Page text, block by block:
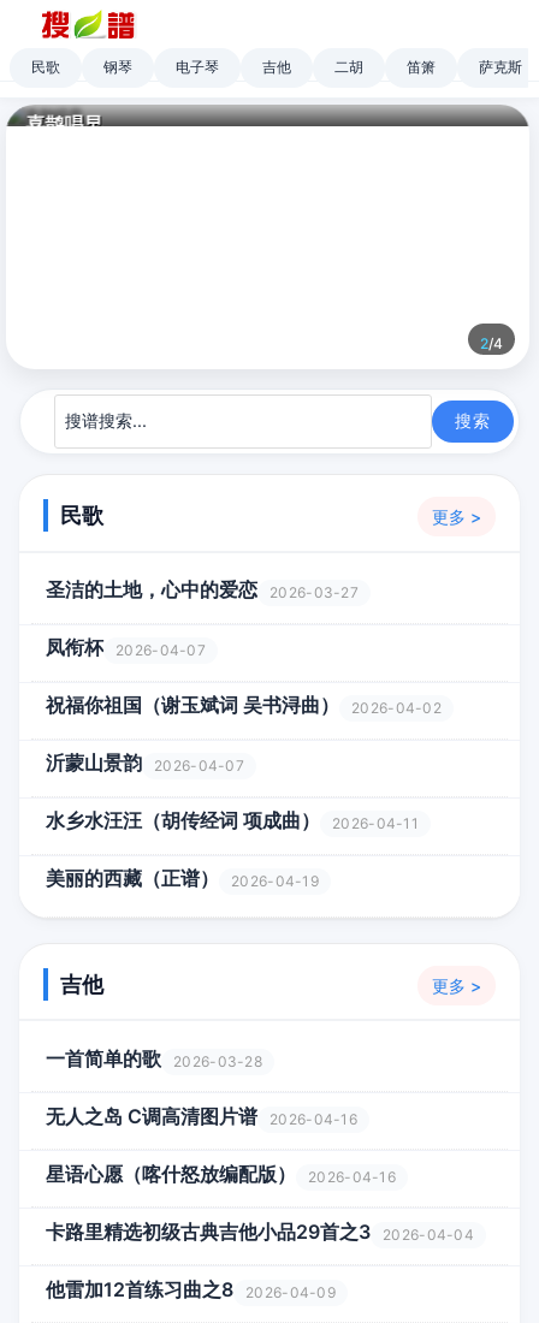
民歌 钢琴 电子琴 吉他 二胡 笛箫 萨克斯
喜鹊唱早
2/4
民歌 更多 >
圣洁的土地，心中的爱恋 2026-03-27
凤衔杯 2026-04-07
祝福你祖国（谢玉斌词 吴书浔曲） 2026-04-02
沂蒙山景韵 2026-04-07
水乡水汪汪（胡传经词 项成曲） 2026-04-11
美丽的西藏（正谱） 2026-04-19
吉他 更多 >
一首简单的歌 2026-03-28
无人之岛 C调高清图片谱 2026-04-16
星语心愿（喀什怒放编配版） 2026-04-16
卡路里精选初级古典吉他小品29首之3 2026-04-04
他雷加12首练习曲之8 2026-04-09